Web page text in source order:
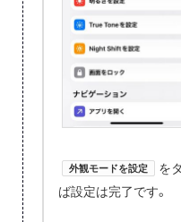
外観モードを設定 を
ば設定は完了です。